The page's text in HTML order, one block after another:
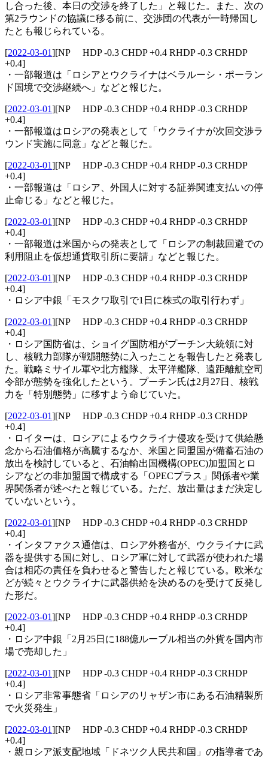
し合った後、本日の交渉を終了した」と報じた。また、次の
第2ラウンドの協議に移る前に、交渉団の代表が一時帰国し
たとも報じられている。
[2022-03-01][NP HDP -0.3 CHDP +0.4 RHDP -0.3 CRHDP
+0.4]
・一部報道は「ロシアとウクライナはベラルーシ・ポーラン
ド国境で交渉継続へ」などと報じた。
[2022-03-01][NP HDP -0.3 CHDP +0.4 RHDP -0.3 CRHDP
+0.4]
・一部報道はロシアの発表として「ウクライナが次回交渉ラ
ウンド実施に同意」などと報じた。
[2022-03-01][NP HDP -0.3 CHDP +0.4 RHDP -0.3 CRHDP
+0.4]
・一部報道は「ロシア、外国人に対する証券関連支払いの停
止命じる」などと報じた。
[2022-03-01][NP HDP -0.3 CHDP +0.4 RHDP -0.3 CRHDP
+0.4]
・一部報道は米国からの発表として「ロシアの制裁回避での
利用阻止を仮想通貨取引所に要請」などと報じた。
[2022-03-01][NP HDP -0.3 CHDP +0.4 RHDP -0.3 CRHDP
+0.4]
・ロシア中銀「モスクワ取引で1日に株式の取引行わず」
[2022-03-01][NP HDP -0.3 CHDP +0.4 RHDP -0.3 CRHDP
+0.4]
・ロシア国防省は、ショイグ国防相がプーチン大統領に対
し、核戦力部隊が戦闘態勢に入ったことを報告したと発表し
た。戦略ミサイル軍や北方艦隊、太平洋艦隊、遠距離航空司
令部が態勢を強化したという。プーチン氏は2月27日、核戦
力を「特別態勢」に移すよう命じていた。
[2022-03-01][NP HDP -0.3 CHDP +0.4 RHDP -0.3 CRHDP
+0.4]
・ロイターは、ロシアによるウクライナ侵攻を受けて供給懸
念から石油価格が高騰するなか、米国と同盟国が備蓄石油の
放出を検討していると、石油輸出国機構(OPEC)加盟国とロ
シアなどの非加盟国で構成する「OPECプラス」関係者や業
界関係者が述べたと報じている。ただ、放出量はまだ決定し
ていないという。
[2022-03-01][NP HDP -0.3 CHDP +0.4 RHDP -0.3 CRHDP
+0.4]
・インタファクス通信は、ロシア外務省が、ウクライナに武
器を提供する国に対し、ロシア軍に対して武器が使われた場
合は相応の責任を負わせると警告したと報じている。欧米な
どが続々とウクライナに武器供給を決めるのを受けて反発し
た形だ。
[2022-03-01][NP HDP -0.3 CHDP +0.4 RHDP -0.3 CRHDP
+0.4]
・ロシア中銀「2月25日に188億ルーブル相当の外貨を国内市
場で売却した」
[2022-03-01][NP HDP -0.3 CHDP +0.4 RHDP -0.3 CRHDP
+0.4]
・ロシア非常事態省「ロシアのリャザン市にある石油精製所
で火災発生」
[2022-03-01][NP HDP -0.3 CHDP +0.4 RHDP -0.3 CRHDP
+0.4]
・親ロシア派支配地域「ドネツク人民共和国」の指導者であ